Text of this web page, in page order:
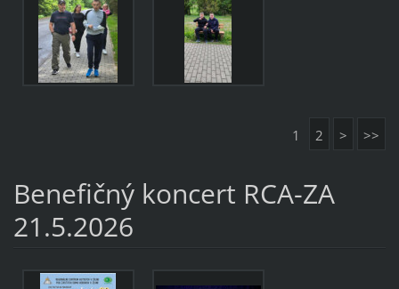
1 2 > >>
Benefičný koncert RCA-ZA
21.5.2026